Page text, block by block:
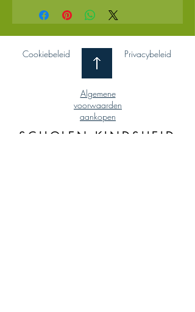
Cookiebeleid Privacybeleid
Algemene
voorwaarden
aankopen
SCHOLEN KINDSHEID